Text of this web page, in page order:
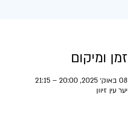
זמן ומיקום
08 באוק׳ 2025, 20:00 – 21:15
יער עין זיוון